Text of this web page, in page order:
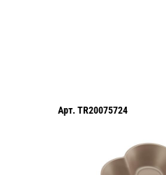
Арт. TR20075724